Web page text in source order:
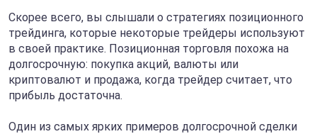
Скорее всего, вы слышали о стратегиях позиционного
трейдинга, которые некоторые трейдеры используют
в своей практике. Позиционная торговля похожа на
долгосрочную: покупка акций, валюты или
криптовалют и продажа, когда трейдер считает, что
прибыль достаточна.
Один из самых ярких примеров долгосрочной сделки